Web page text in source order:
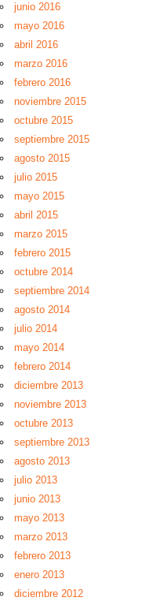
junio 2016
mayo 2016
abril 2016
marzo 2016
febrero 2016
noviembre 2015
octubre 2015
septiembre 2015
agosto 2015
julio 2015
mayo 2015
abril 2015
marzo 2015
febrero 2015
octubre 2014
septiembre 2014
agosto 2014
julio 2014
mayo 2014
febrero 2014
diciembre 2013
noviembre 2013
octubre 2013
septiembre 2013
agosto 2013
julio 2013
junio 2013
mayo 2013
marzo 2013
febrero 2013
enero 2013
diciembre 2012